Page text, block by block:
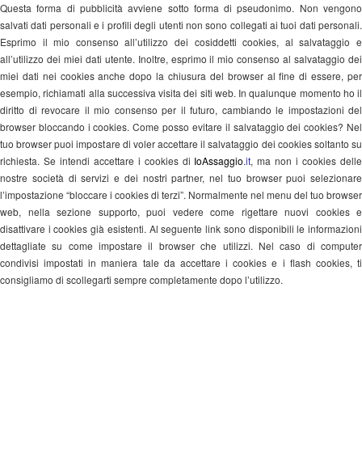
Questa forma di pubblicità avviene sotto forma di pseudonimo. Non vengono
salvati dati personali e i profili degli utenti non sono collegati ai tuoi dati personali.
Esprimo il mio consenso all’utilizzo dei cosiddetti cookies, al salvataggio e
all’utilizzo dei miei dati utente. Inoltre, esprimo il mio consenso al salvataggio dei
miei dati nei cookies anche dopo la chiusura del browser al fine di essere, per
esempio, richiamati alla successiva visita dei siti web. In qualunque momento ho il
diritto di revocare il mio consenso per il futuro, cambiando le impostazioni del
browser bloccando i cookies. Come posso evitare il salvataggio dei cookies? Nel
tuo browser puoi impostare di voler accettare il salvataggio dei cookies soltanto su
richiesta. Se intendi accettare i cookies di IoAssaggio.it, ma non i cookies delle
nostre società di servizi e dei nostri partner, nel tuo browser puoi selezionare
l’impostazione “bloccare i cookies di terzi”. Normalmente nel menu del tuo browser
web, nella sezione supporto, puoi vedere come rigettare nuovi cookies e
disattivare i cookies già esistenti. Al seguente link sono disponibili le informazioni
dettagliate su come impostare il browser che utilizzi. Nel caso di computer
condivisi impostati in maniera tale da accettare i cookies e i flash cookies, ti
consigliamo di scollegarti sempre completamente dopo l’utilizzo.